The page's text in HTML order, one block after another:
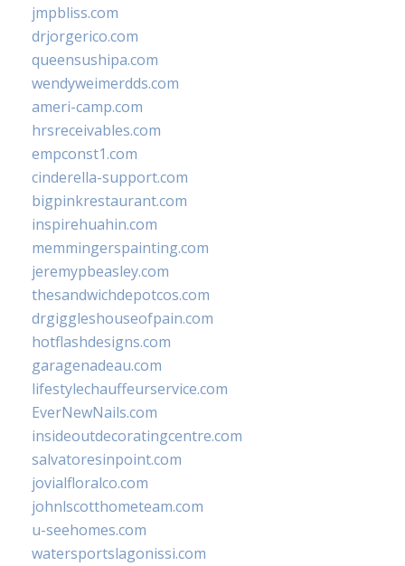
jmpbliss.com
drjorgerico.com
queensushipa.com
wendyweimerdds.com
ameri-camp.com
hrsreceivables.com
empconst1.com
cinderella-support.com
bigpinkrestaurant.com
inspirehuahin.com
memmingerspainting.com
jeremypbeasley.com
thesandwichdepotcos.com
drgiggleshouseofpain.com
hotflashdesigns.com
garagenadeau.com
lifestylechauffeurservice.com
EverNewNails.com
insideoutdecoratingcentre.com
salvatoresinpoint.com
jovialfloralco.com
johnlscotthometeam.com
u-seehomes.com
watersportslagonissi.com